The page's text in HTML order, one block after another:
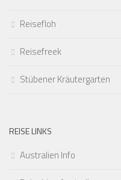
Reisefloh
Reisefreek
Stübener Kräutergarten
REISE LINKS
Australien Info